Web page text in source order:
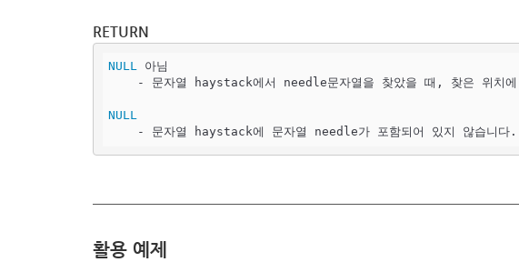
RETURN
NULL 아님
NULL
    - 문자열 haystack에 문자열 needle가 포함되어 있지 않습니다.
활용 예제